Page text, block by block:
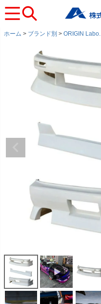
ホーム ブランド別 ORIGIN Labo.